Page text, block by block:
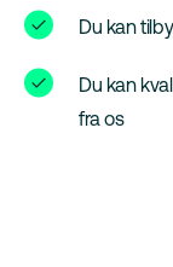
Du kan
Du kan
fra os